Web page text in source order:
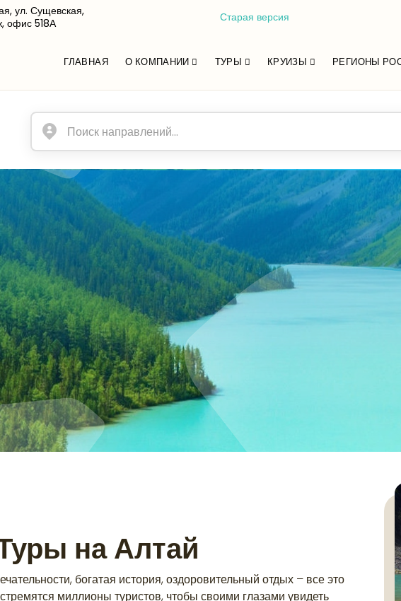
ул. Сущевская,
офис 518А
Старая версия
ГЛАВНАЯ О КОМПАНИИ ТУРЫ КРУИЗЫ РЕГИОНЫ
на Алтай
богатая история, оздоровительный отдых – все это
миллионы туристов, чтобы своими глазами увидеть